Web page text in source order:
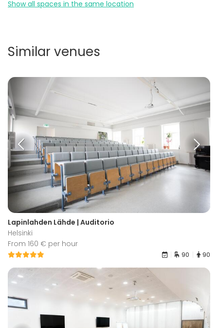
Show all spaces in the same location
Similar venues
Lapinlahden Lähde | Auditorio
Helsinki
From 160 € per hour
90 90